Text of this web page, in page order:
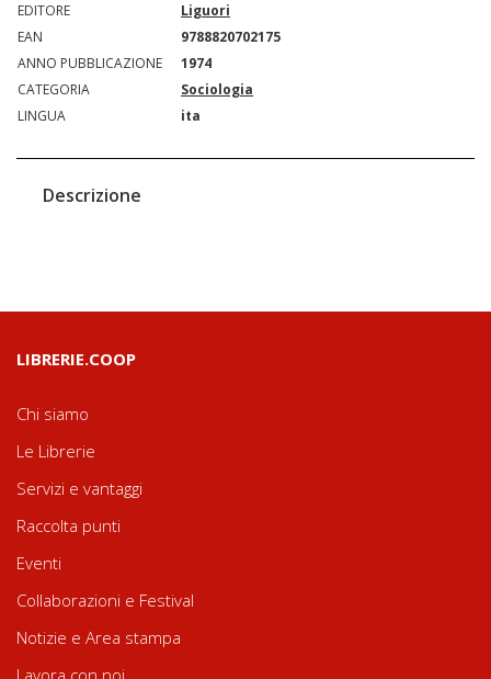
EDITORE
Liguori
EAN
9788820702175
ANNO PUBBLICAZIONE
1974
CATEGORIA
Sociologia
LINGUA
ita
Descrizione
LIBRERIE.COOP
Chi siamo
Le Librerie
Servizi e vantaggi
Raccolta punti
Eventi
Collaborazioni e Festival
Notizie e Area stampa